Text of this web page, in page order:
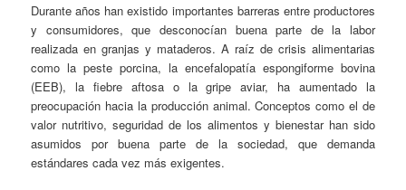
Durante años han existido importantes barreras entre productores
y consumidores, que desconocían buena parte de la labor
realizada en granjas y mataderos. A raíz de crisis alimentarias
como la peste porcina, la encefalopatía espongiforme bovina
(EEB), la fiebre aftosa o la gripe aviar, ha aumentado la
preocupación hacia la producción animal. Conceptos como el de
valor nutritivo, seguridad de los alimentos y bienestar han sido
asumidos por buena parte de la sociedad, que demanda
estándares cada vez más exigentes.